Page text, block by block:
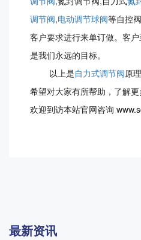
调节阀,电动调节球阀等自控
客户要求进行来单订做。客
是我们永远的目标。
以上是自力式调节阀原
希望对大家有所帮助，了解
欢迎到访本站官网咨询
最新资讯